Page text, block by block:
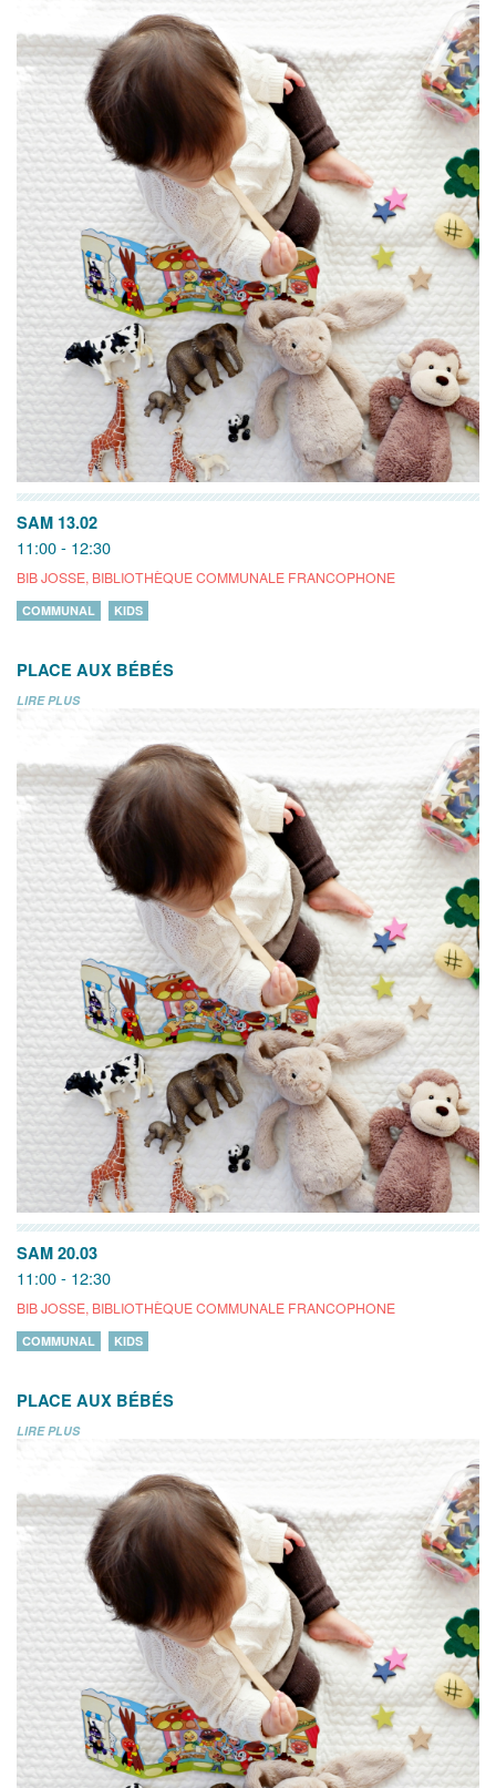
SAM 13.02
11:00 - 12:30
BIB JOSSE, BIBLIOTHÈQUE COMMUNALE FRANCOPHONE
COMMUNAL KIDS
PLACE AUX BÉBÉS
LIRE PLUS
SAM 20.03
11:00 - 12:30
BIB JOSSE, BIBLIOTHÈQUE COMMUNALE FRANCOPHONE
COMMUNAL KIDS
PLACE AUX BÉBÉS
LIRE PLUS